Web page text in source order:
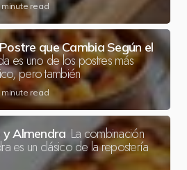
minute read
que Cambia Según el
es uno de los postres más
pero también
minute read
Almendra La combinación
es un clásico de la repostería